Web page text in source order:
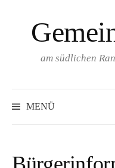
Inhalt
am südlichen
MENÜ